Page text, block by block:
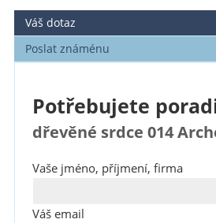
Váš dotaz
Poslat známénu
Potřebujete
dřevěné srdce 014
Vaše jméno, příjmení, firma
Váš email